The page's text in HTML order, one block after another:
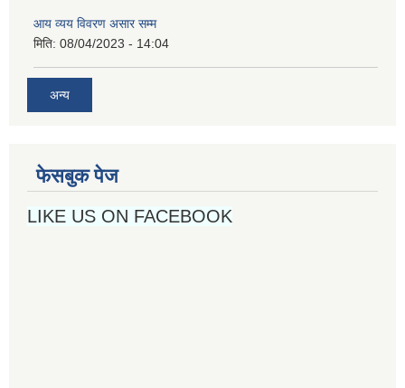
आय व्यय विवरण असार सम्म
मिति: 08/04/2023 - 14:04
अन्य
फेसबुक पेज
LIKE US ON FACEBOOK